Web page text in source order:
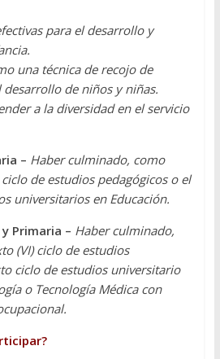
para el desarrollo y
una técnica de recojo de
de niños y niñas.
a la diversidad en el servicio
– Haber culminado, como
de estudios pedagógicos o el
universitarios en Educación.
Primaria – Haber culminado,
(VI) ciclo de estudios
ciclo de estudios universitario
o Tecnología Médica con